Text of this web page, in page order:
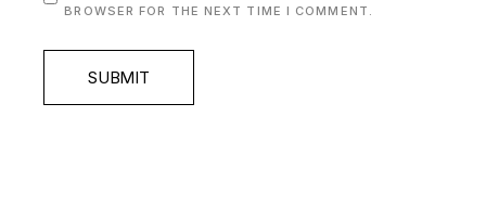
BROWSER FOR THE NEXT TIME I COMMENT.
SUBMIT